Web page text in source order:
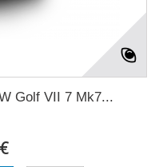
Golf VII 7 Mk7...